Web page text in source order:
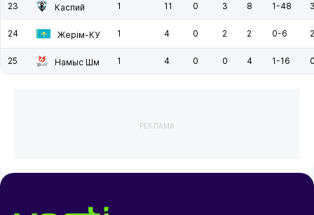
23 Каспий 1 11 0 3 8 1-48
24 Жерiм-КУ 1 4 0 2 2 0-6 2
25 Намыс Шм 1 4 0 0 4 1-16
РЕКЛАМА